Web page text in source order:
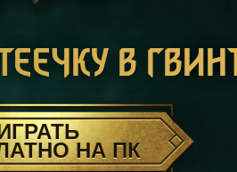
В
НА ПК